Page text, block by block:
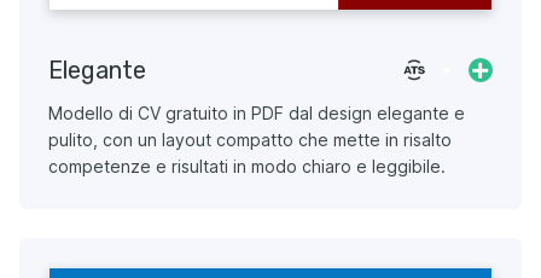
Elegante
Modello di CV gratuito in PDF dal design elegante e
pulito, con un layout compatto che mette in risalto
competenze e risultati in modo chiaro e leggibile.